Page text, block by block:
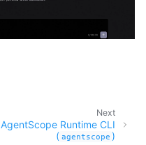
Next
AgentScope Runtime CLI
( agentscope )